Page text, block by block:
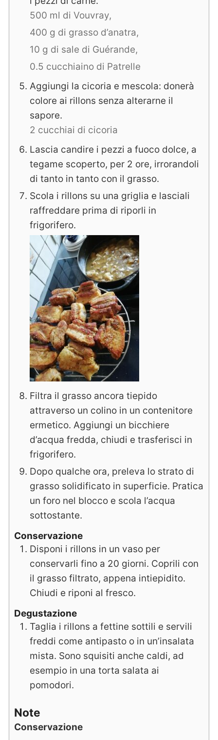
500 ml di Vouvray,
400 g di grasso d’anatra,
10 g di sale di Guérande,
0.5 cucchiaino di Patrelle
Aggiungi la cicoria e mescola: donerà
colore ai rillons senza alterarne il
sapore.
2 cucchiai di cicoria
Lascia candire i pezzi a fuoco dolce, a
tegame scoperto, per 2 ore, irrorandoli
di tanto in tanto con il grasso.
Scola i rillons su una griglia e lasciali
raffreddare prima di riporli in
frigorifero.
Filtra il grasso ancora tiepido
attraverso un colino in un contenitore
ermetico. Aggiungi un bicchiere
d’acqua fredda, chiudi e trasferisci in
frigorifero.
Dopo qualche ora, preleva lo strato di
grasso solidificato in superficie. Pratica
un foro nel blocco e scola l’acqua
sottostante.
Conservazione
Disponi i rillons in un vaso per
conservarli fino a 20 giorni. Coprili con
il grasso filtrato, appena intiepidito.
Chiudi e riponi al fresco.
Degustazione
Taglia i rillons a fettine sottili e servili
freddi come antipasto o in un’insalata
mista. Sono squisiti anche caldi, ad
esempio in una torta salata ai
pomodori.
Note
Conservazione